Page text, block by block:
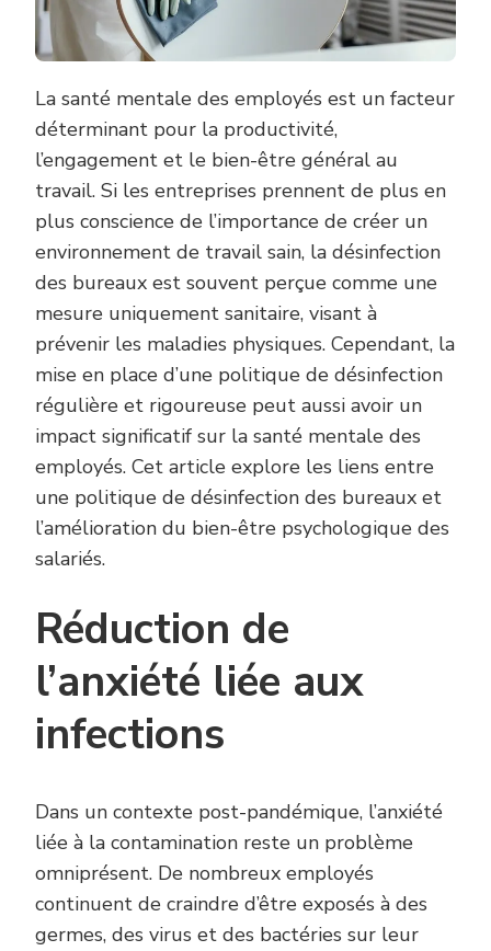
La santé mentale des employés est un facteur
déterminant pour la productivité,
l’engagement et le bien-être général au
travail. Si les entreprises prennent de plus en
plus conscience de l’importance de créer un
environnement de travail sain, la désinfection
des bureaux est souvent perçue comme une
mesure uniquement sanitaire, visant à
prévenir les maladies physiques. Cependant, la
mise en place d’une politique de désinfection
régulière et rigoureuse peut aussi avoir un
impact significatif sur la santé mentale des
employés. Cet article explore les liens entre
une politique de désinfection des bureaux et
l’amélioration du bien-être psychologique des
salariés.
Réduction de
l’anxiété liée aux
infections
Dans un contexte post-pandémique, l’anxiété
liée à la contamination reste un problème
omniprésent. De nombreux employés
continuent de craindre d’être exposés à des
germes, des virus et des bactéries sur leur